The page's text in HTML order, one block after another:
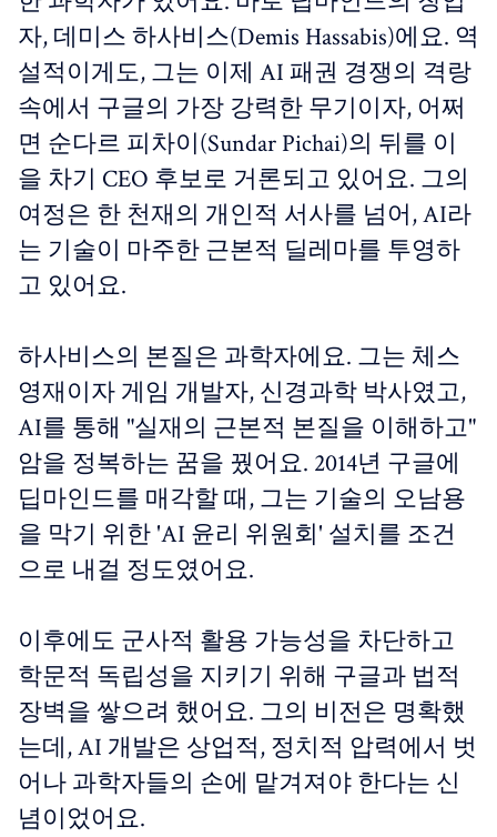
자, 데미스 하사비스(Demis Hassabis)에요. 역
설적이게도, 그는 이제 AI 패권 경쟁의 격랑
속에서 구글의 가장 강력한 무기이자, 어쩌
면 순다르 피차이(Sundar Pichai)의 뒤를 이
을 차기 CEO 후보로 거론되고 있어요. 그의
여정은 한 천재의 개인적 서사를 넘어, AI라
는 기술이 마주한 근본적 딜레마를 투영하
고 있어요.
하사비스의 본질은 과학자에요. 그는 체스
영재이자 게임 개발자, 신경과학 박사였고,
AI를 통해 "실재의 근본적 본질을 이해하고"
암을 정복하는 꿈을 꿨어요. 2014년 구글에
딥마인드를 매각할 때, 그는 기술의 오남용
을 막기 위한 'AI 윤리 위원회' 설치를 조건
으로 내걸 정도였어요.
이후에도 군사적 활용 가능성을 차단하고
학문적 독립성을 지키기 위해 구글과 법적
장벽을 쌓으려 했어요. 그의 비전은 명확했
는데, AI 개발은 상업적, 정치적 압력에서 벗
어나 과학자들의 손에 맡겨져야 한다는 신
념이었어요.